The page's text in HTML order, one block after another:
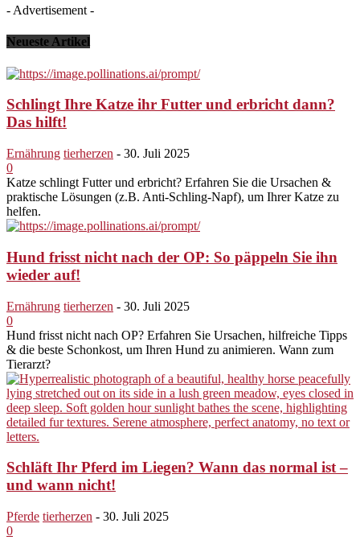
- Advertisement -
Neueste Artikel
Schlingt Ihre Katze ihr Futter und erbricht dann?
Das hilft!
Ernährung tierherzen - 30. Juli 2025
0
Katze schlingt Futter und erbricht? Erfahren Sie die Ursachen &
praktische Lösungen (z.B. Anti-Schling-Napf), um Ihrer Katze zu
helfen.
Hund frisst nicht nach der OP: So päppeln Sie ihn
wieder auf!
Ernährung tierherzen - 30. Juli 2025
0
Hund frisst nicht nach OP? Erfahren Sie Ursachen, hilfreiche Tipps
& die beste Schonkost, um Ihren Hund zu animieren. Wann zum
Tierarzt?
Schläft Ihr Pferd im Liegen? Wann das normal ist –
und wann nicht!
Pferde tierherzen - 30. Juli 2025
0